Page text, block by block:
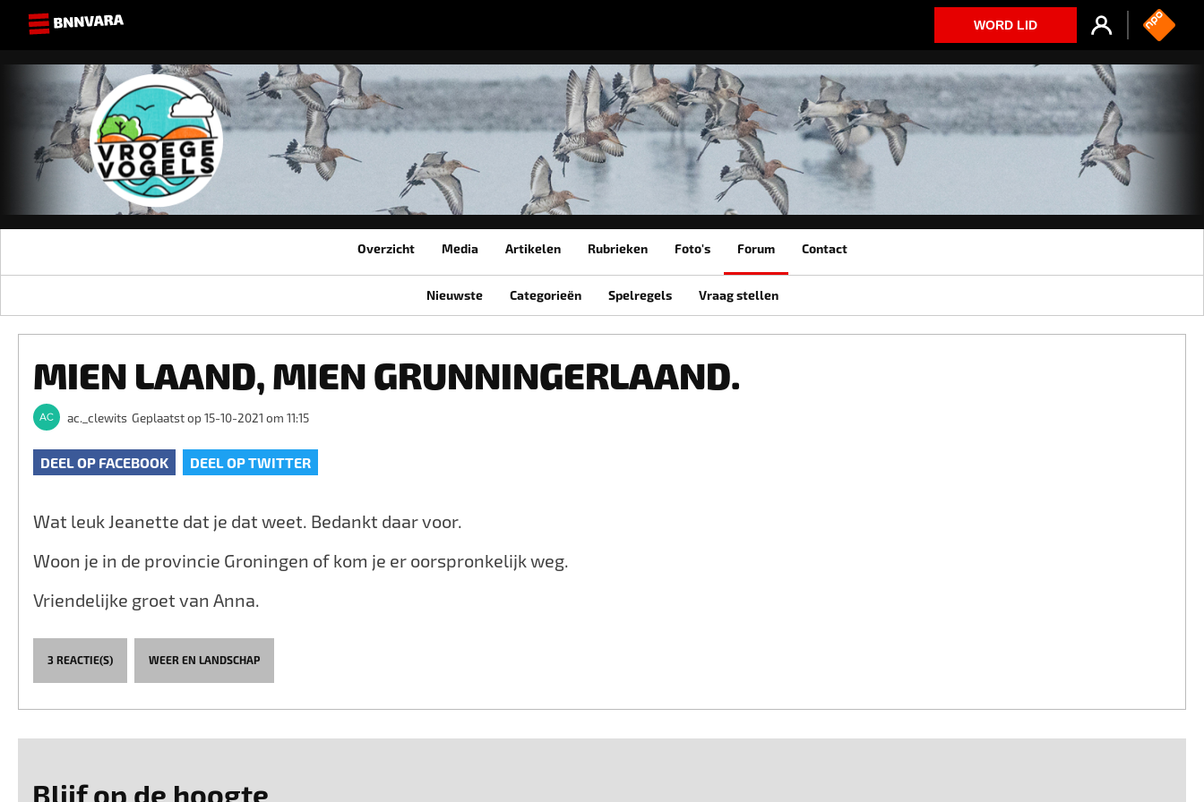
WORD LID
Overzicht Media Artikelen Rubrieken Foto's Forum Contact
Nieuwste Categorieën Spelregels Vraag stellen
MIEN LAAND, MIEN GRUNNINGERLAAND.
ac._clewits Geplaatst op 15-10-2021 om 11:15
DEEL OP FACEBOOK DEEL OP TWITTER
Wat leuk Jeanette dat je dat weet. Bedankt daar voor.
Woon je in de provincie Groningen of kom je er oorspronkelijk weg.
Vriendelijke groet van Anna.
3 REACTIE(S) WEER EN LANDSCHAP
Blijf op de hoogte